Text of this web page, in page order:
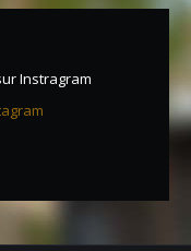
Instragram